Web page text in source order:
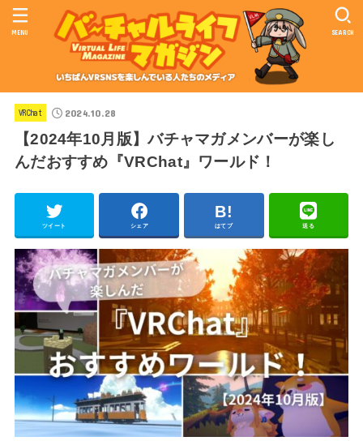
SEARCH
MENU
VRChat 2024.10.28
【2024年10月版】バチャマガメンバーが楽し
んだおすすめ『VRChat』ワールド！
ツイート シェア はてブ 送る